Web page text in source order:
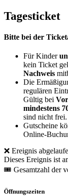
Tagesticket
Bitte bei der
Für Kinder
kein Ticket
Nachweis
Die
regulären
Gültig bei
mindestens
sind nicht frei.
Gutscheine
Online-
❌ Ereignis
Dieses Ereignis ist
🎟 Gesamtzahl der
Öffnungszeiten